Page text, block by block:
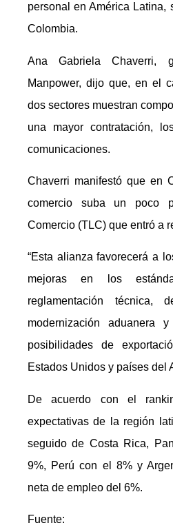
personal en América Latina,
Colombia.
Ana Gabriela Chaverri,
Manpower, dijo que, en el
dos sectores muestran
una mayor contratación,
comunicaciones.
Chaverri manifestó que en
comercio suba un poco
Comercio (TLC) que entró a
“Esta alianza favorecerá a
mejoras en los
reglamentación técnica,
modernización aduanera
posibilidades de
Estados Unidos y países del
De acuerdo con el
expectativas de la región
seguido de Costa Rica,
9%, Perú con el 8% y
neta de empleo del 6%.
Fuente: